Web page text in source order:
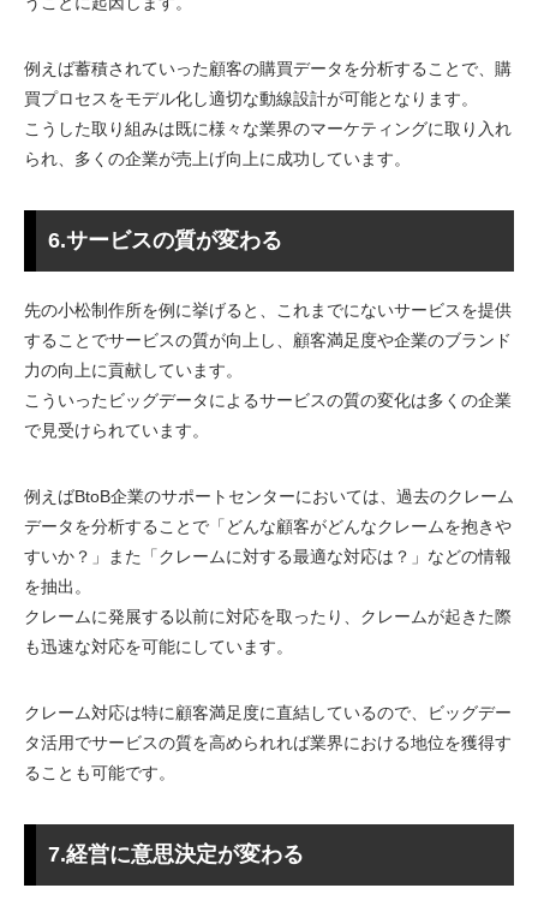
例えば蓄積されていった顧客の購買データを分析することで、購
買プロセスをモデル化し適切な動線設計が可能となります。
こうした取り組みは既に様々な業界のマーケティングに取り入れ
られ、多くの企業が売上げ向上に成功しています。
6.サービスの質が変わる
先の小松制作所を例に挙げると、これまでにないサービスを提供
することでサービスの質が向上し、顧客満足度や企業のブランド
力の向上に貢献しています。
こういったビッグデータによるサービスの質の変化は多くの企業
で見受けられています。
例えばBtoB企業のサポートセンターにおいては、過去のクレーム
データを分析することで「どんな顧客がどんなクレームを抱きや
すいか？」また「クレームに対する最適な対応は？」などの情報
を抽出。
クレームに発展する以前に対応を取ったり、クレームが起きた際
も迅速な対応を可能にしています。
クレーム対応は特に顧客満足度に直結しているので、ビッグデー
タ活用でサービスの質を高められれば業界における地位を獲得す
ることも可能です。
7.経営に意思決定が変わる